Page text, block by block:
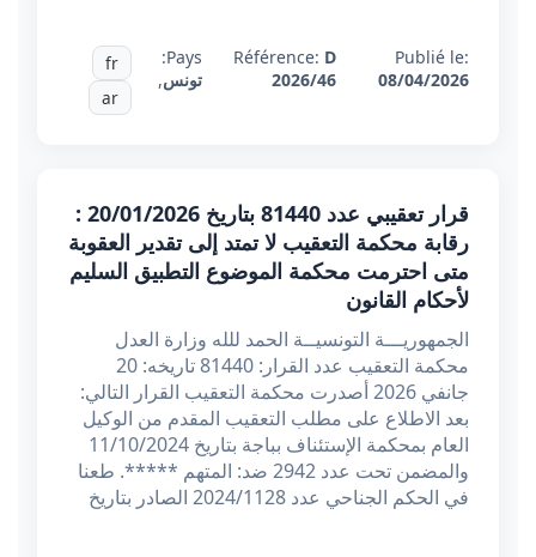
Publié le:
08/04/2026
Référence: D
2026/46
Pays:
تونس,
fr
ar
قرار تعقيبي عدد 81440 بتاريخ 20/01/2026 :
رقابة محكمة التعقيب لا تمتد إلى تقدير العقوبة
متى احترمت محكمة الموضوع التطبيق السليم
لأحكام القانون
الجمهوريـــة التونسيــة الحمد للله وزارة العدل
محكمة التعقيب عدد القرار: 81440 تاريخه: 20
جانفي 2026 أصدرت محكمة التعقيب القرار التالي:
بعد الاطلاع على مطلب التعقيب المقدم من الوكيل
العام بمحكمة الإستئناف بباجة بتاريخ 11/10/2024
والمضمن تحت عدد 2942 ضد: المتهم *****. طعنا
في الحكم الجناحي عدد 2024/1128 الصادر بتاريخ